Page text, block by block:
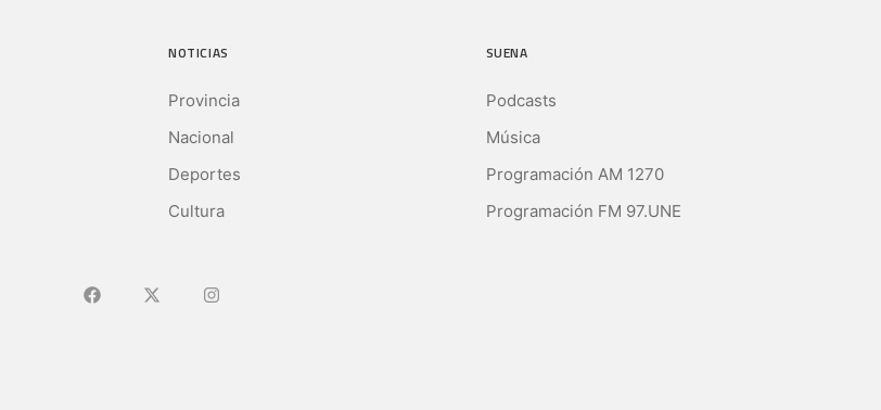
NOTICIAS
Provincia
Nacional
Deportes
Cultura
SUENA
Podcasts
Música
Programación AM 1270
Programación FM 97.UNE
Ir a FacebookIr a X (Ex-Twitter)
Ir a